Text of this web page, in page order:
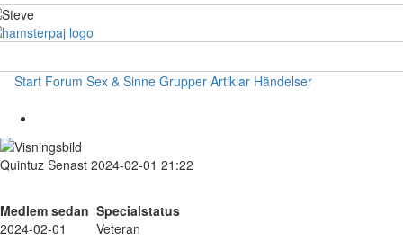
Start Forum Sex & Sinne Grupper Artiklar Händelser
Quintuz Senast 2024-02-01 21:22
Medlem sedan Specialstatus
2024-02-01
Veteran